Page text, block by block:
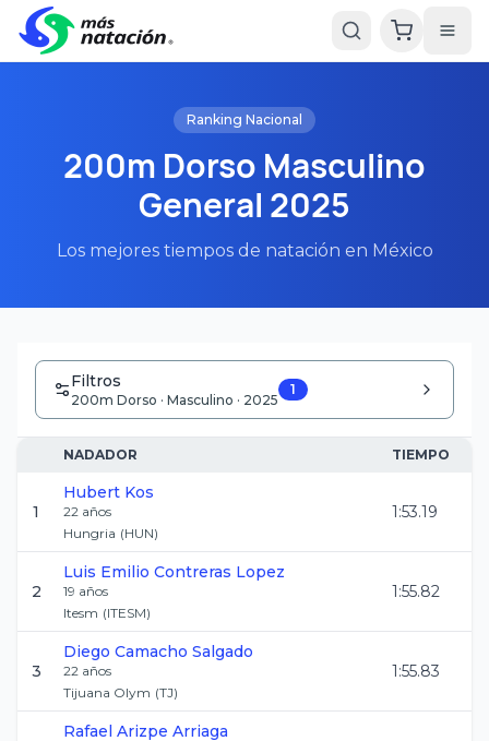
Ranking Nacional
200m Dorso Masculino
General 2025
Los mejores tiempos de natación en México
Filtros
200m Dorso · Masculino · 2025
1
NADADOR TIEMPO
1
Hubert Kos
22 años
Hungria (HUN)
1:53.19
2
Luis Emilio Contreras Lopez
19 años
Itesm (ITESM)
1:55.82
3
Diego Camacho Salgado
22 años
Tijuana Olym (TJ)
1:55.83
Rafael Arizpe Arriaga